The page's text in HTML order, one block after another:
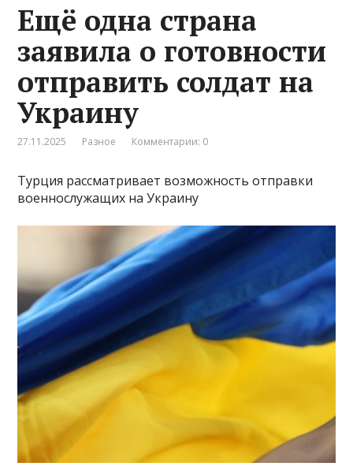
Ещё одна страна
заявила о готовности
отправить солдат на
Украину
27.11.2025 Разное Комментарии: 0
Турция рассматривает возможность отправки
военнослужащих на Украину